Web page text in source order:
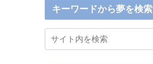
キーワードから夢を検索